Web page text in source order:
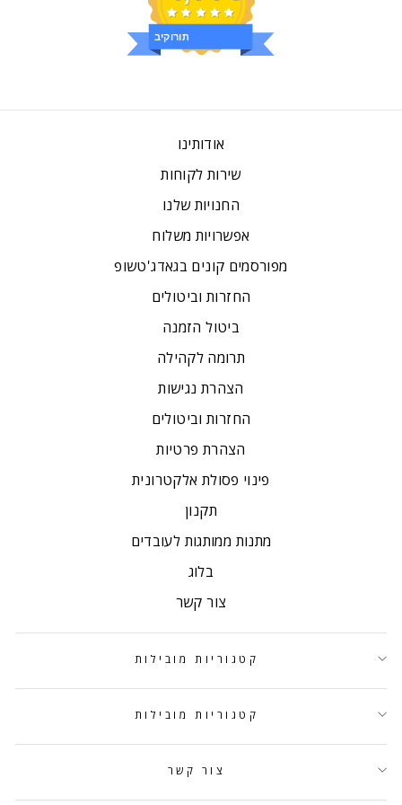
ביקורות
אודותינו
שירות לקוחות
החנויות שלנו
אפשרויות משלוח
מפורסמים קונים בגאדג'טשופ
החזרות וביטולים
ביטול הזמנה
תרומה לקהילה
הצהרת נגישות
החזרות וביטולים
הצהרת פרטיות
פינוי פסולת אלקטרונית
תקנון
מתנות ממותגות לעובדים
בלוג
צור קשר
קטגוריות מובילות
קטגוריות מובילות
צור קשר